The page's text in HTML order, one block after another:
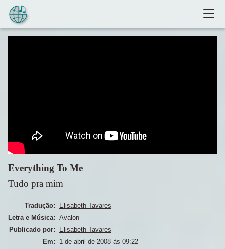
Pular para o conteúdo
Everything To Me
Tudo pra mim
Tradução:
Elisabeth Tavares
Letra e Música: Avalon
Publicado por:
Elisabeth Tavares
Em:
1 de abril de 2008 às 09:22